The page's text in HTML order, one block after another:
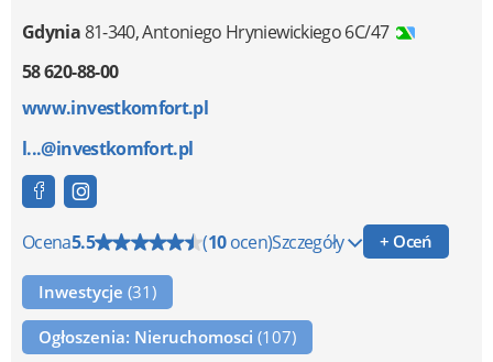
Gdynia81-340,Antoniego Hryniewickiego 6C/47
58 620-88-00
www.investkomfort.pl
l...@investkomfort.pl
Ocena5.5 (10ocen)Szczegóły + Oceń
Inwestycje (31)
Ogłoszenia: Nieruchomosci (107)